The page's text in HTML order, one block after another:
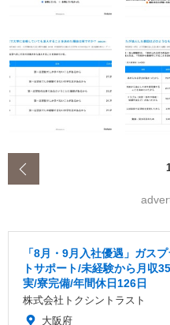
「8月・9月入社優遇」ガス
トサポート/未経験から月収
実/寮完備/年間休日126日
株式会社トクシントラスト
大阪府